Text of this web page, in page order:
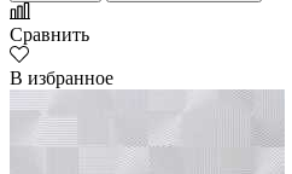
Сравнить
В избранное